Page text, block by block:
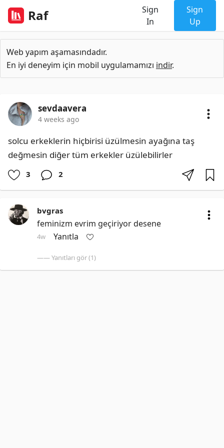
Raf
Sign
In
Sign
Up
Web yapım aşamasındadır.
En iyi deneyim için mobil uygulamamızı indir.
sevdaavera
4 weeks ago
solcu erkeklerin hiçbirisi üzülmesin ayağına taş
değmesin diğer tüm erkekler üzülebilirler
3 2
bvgras
feminizm evrim geçiriyor desene
4w Yanıtla
—— Yanıtları gör (1)